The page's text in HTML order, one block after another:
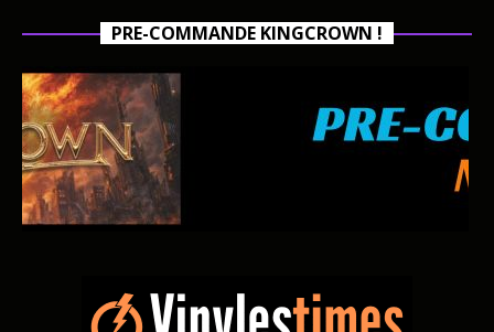
PRE-COMMANDE KINGCROWN !